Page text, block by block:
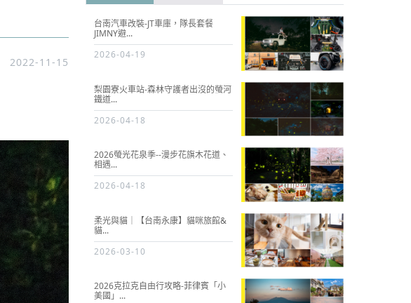
2022-11-15
台南汽車改裝-JT車庫，隊長套餐
JIMNY避...
2026-04-19
梨園寮火車站-森林守護者出沒的螢河
鐵道...
2026-04-18
2026螢光花泉季--漫步花旗木花道、
相遇...
2026-04-18
柔光與貓｜【台南永康】貓咪旅館&
貓...
2026-03-10
2026克拉克自由行攻略-菲律賓「小
美國」...